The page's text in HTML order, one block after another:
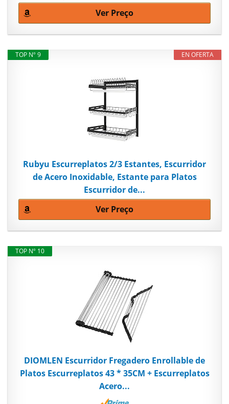
Ver Preço
EN OFERTA
TOP Nº 9
Rubyu Escurreplatos 2/3 Estantes, Escurridor
de Acero Inoxidable, Estante para Platos
Escurridor de...
Ver Preço
TOP Nº 10
DIOMLEN Escurridor Fregadero Enrollable de
Platos Escurreplatos 43 * 35CM + Escurreplatos
Acero...